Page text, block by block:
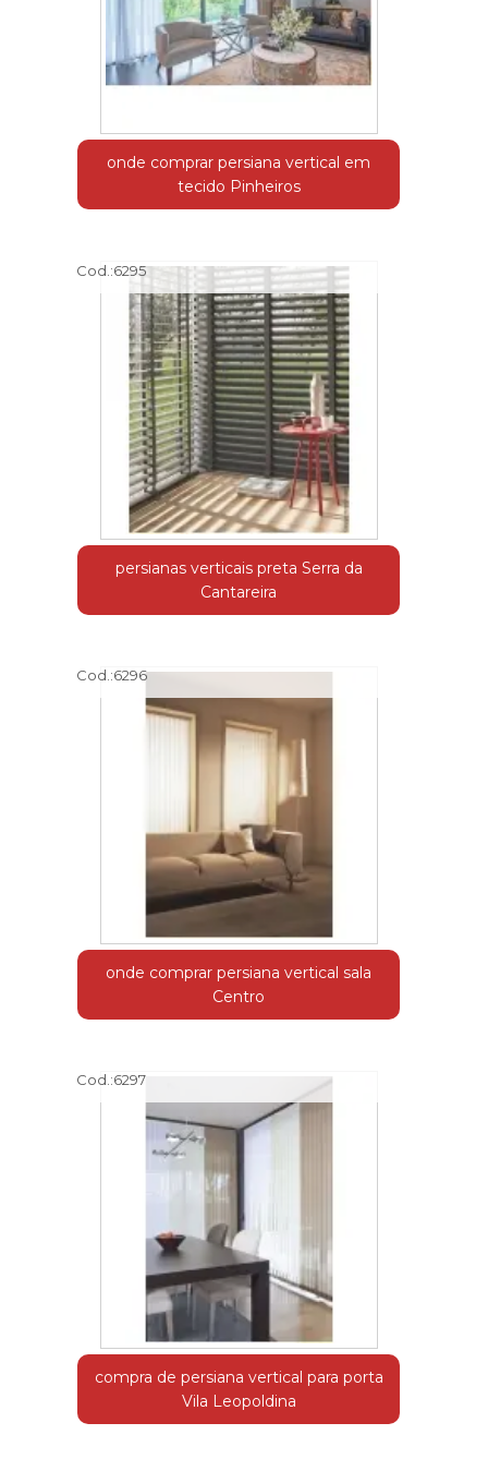
onde comprar persiana vertical em
tecido Pinheiros
Cod.:6295
persianas verticais preta Serra da
Cantareira
Cod.:6296
onde comprar persiana vertical sala
Centro
Cod.:6297
compra de persiana vertical para porta
Vila Leopoldina